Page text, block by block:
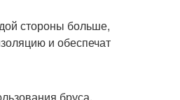
стороны больше,
и обеспечат